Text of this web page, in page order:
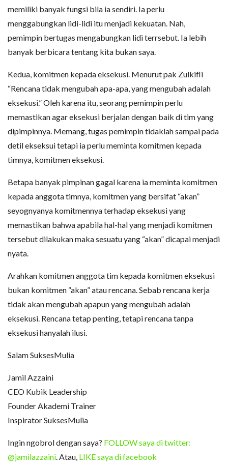
memiliki banyak fungsi bila ia sendiri. Ia perlu
menggabungkan lidi-lidi itu menjadi kekuatan. Nah,
pemimpin bertugas mengabungkan lidi terrsebut. Ia lebih
banyak berbicara tentang kita bukan saya.
Kedua, komitmen kepada eksekusi. Menurut pak Zulkifli
“Rencana tidak mengubah apa-apa, yang mengubah adalah
eksekusi.” Oleh karena itu, seorang pemimpin perlu
memastikan agar eksekusi berjalan dengan baik di tim yang
dipimpinnya. Memang, tugas pemimpin tidaklah sampai pada
detil ekseksui tetapi ia perlu meminta komitmen kepada
timnya, komitmen eksekusi.
Betapa banyak pimpinan gagal karena ia meminta komitmen
kepada anggota timnya, komitmen yang bersifat “akan”
seyognyanya komitmennya terhadap eksekusi yang
memastikan bahwa apabila hal-hal yang menjadi komitmen
tersebut dilakukan maka sesuatu yang “akan” dicapai menjadi
nyata.
Arahkan komitmen anggota tim kepada komitmen eksekusi
bukan komitmen “akan” atau rencana. Sebab rencana kerja
tidak akan mengubah apapun yang mengubah adalah
eksekusi. Rencana tetap penting, tetapi rencana tanpa
eksekusi hanyalah ilusi.
Salam SuksesMulia
Jamil Azzaini
CEO Kubik Leadership
Founder Akademi Trainer
Inspirator SuksesMulia
Ingin ngobrol dengan saya? FOLLOW saya di twitter:
@jamilazzaini . Atau, LIKE saya di facebook